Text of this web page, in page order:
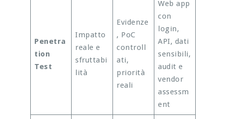
Penetra
tion
Test
Impatto
reale e
sfruttabi
lità
Evidenze
, PoC
controll
ati,
priorità
reali
Web app
con
login,
API, dati
sensibili,
audit e
vendor
assessm
ent